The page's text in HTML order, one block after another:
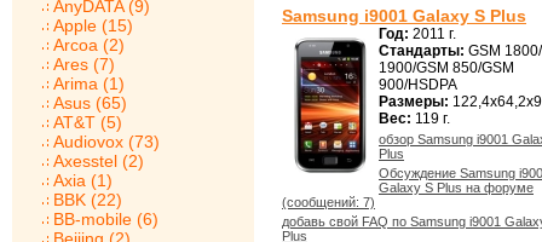
AnyDATA (9)
Apple (15)
Arcoa (2)
Ares (7)
Arima (1)
Asus (65)
AT&T (5)
Audiovox (73)
Axesstel (2)
Axia (1)
BBK (22)
BB-mobile (6)
Samsung i9001 Galaxy S Plus
Год: 2011 г.
Стандарты: GSM
1900/GSM 850/GSM
900/HSDPA
Размеры:
Вес: 119 г.
обзор Samsung i9001
Plus
Обсуждение Samsung
Galaxy S Plus на форуме
(сообщений: 7)
добавь свой FAQ по Samsung i9001
Plus